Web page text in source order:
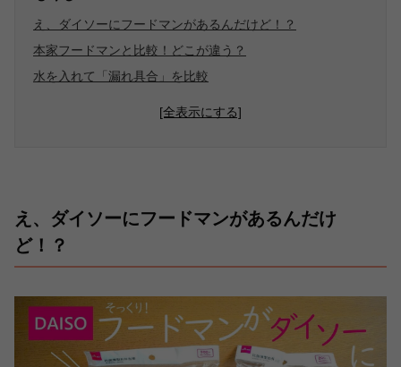
え、ダイソーにフードマンがあるんだけど！？
本家フードマンと比較！どこが違う？
水を入れて「漏れ具合」を比較
[全表示にする]
え、ダイソーにフードマンがあるんだけ
ど！？